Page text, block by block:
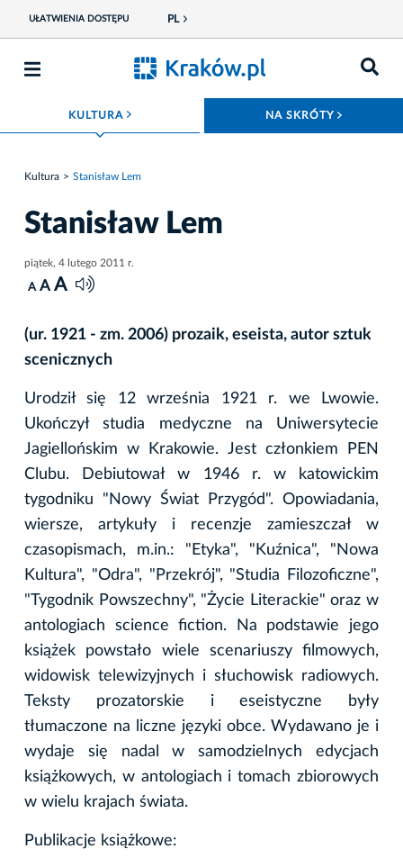
UŁATWIENIA DOSTĘPU PL
KULTURA ROZWIŃ MENU NA SKRÓTY
Kultura Stanisław Lem
Stanisław Lem
piątek, 4 lutego 2011 r.
A A A
(ur. 1921 - zm. 2006) prozaik, eseista, autor sztuk
scenicznych
Urodził się 12 września 1921 r. we Lwowie.
Ukończył studia medyczne na Uniwersytecie
Jagiellońskim w Krakowie. Jest członkiem PEN
Clubu. Debiutował w 1946 r. w katowickim
tygodniku "Nowy Świat Przygód". Opowiadania,
wiersze, artykuły i recenzje zamieszczał w
czasopismach, m.in.: "Etyka", "Kuźnica", "Nowa
Kultura", "Odra", "Przekrój", "Studia Filozoficzne",
"Tygodnik Powszechny", "Życie Literackie" oraz w
antologiach science fiction. Na podstawie jego
książek powstało wiele scenariuszy filmowych,
widowisk telewizyjnych i słuchowisk radiowych.
Teksty prozatorskie i eseistyczne były
tłumaczone na liczne języki obce. Wydawano je i
wydaje się nadal w samodzielnych edycjach
książkowych, w antologiach i tomach zbiorowych
w wielu krajach świata.
Publikacje książkowe: